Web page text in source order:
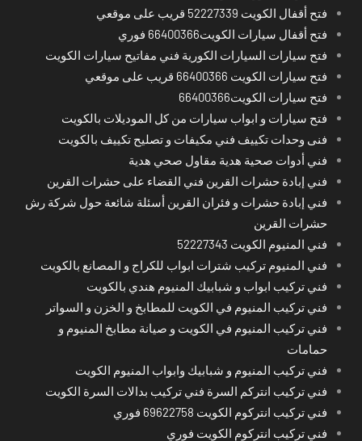
فتح أقفال الكويت 52227339 قريب على موقعي
فتح أقفال سيارات الكويت66400366 فوري
فتح سيارات السيارات الكورية فني مفاتيح سيارات الكويت
فتح سيارات الكويت 66400366 قريب على موقعي
فتح سيارات الكويت66400366
فتح سيارات و ابواب سيارات من كل الموديلات بالكويت
فنى وحدات تكييف فني مكيفات و تصليح تكييف بالكويت
فني أدوات صحية هدية مقاول صحي هدية
فني إبادة حشرات القرين فني القضاء على حشرات القرين
فني إبادة حشرات و فئران القرين أسئلة شائعة حول شركة رش
حشرات القرين
فني المنيوم الكويت 52227343
فني المنيوم تركيب شترات ابواب للكراج و المصانع بالكويت
فني تركيب ابواب و شبابيك المنيوم هندي بالكويت
فني تركيب المنيوم في الكويت للمطابخ و الخزن و السواتر
فني تركيب المنيوم في الكويت و صيانة مطابخ المنيوم و
حمامات
فني تركيب المنيوم و شبابيك وابواب المنيوم الكويت
فني تركيب انتركم السرة فني تركيب بدالات السرة الكويت
فني تركيب انتركوم الكويت 69622758 فوري
فني تركيب انتركوم الكويت فوري